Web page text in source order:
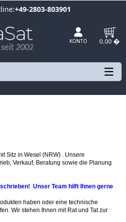
+49-2803-803901
mit Sitz in Wesel (NRW) . Unsere
Unser Team hilft Ihnen